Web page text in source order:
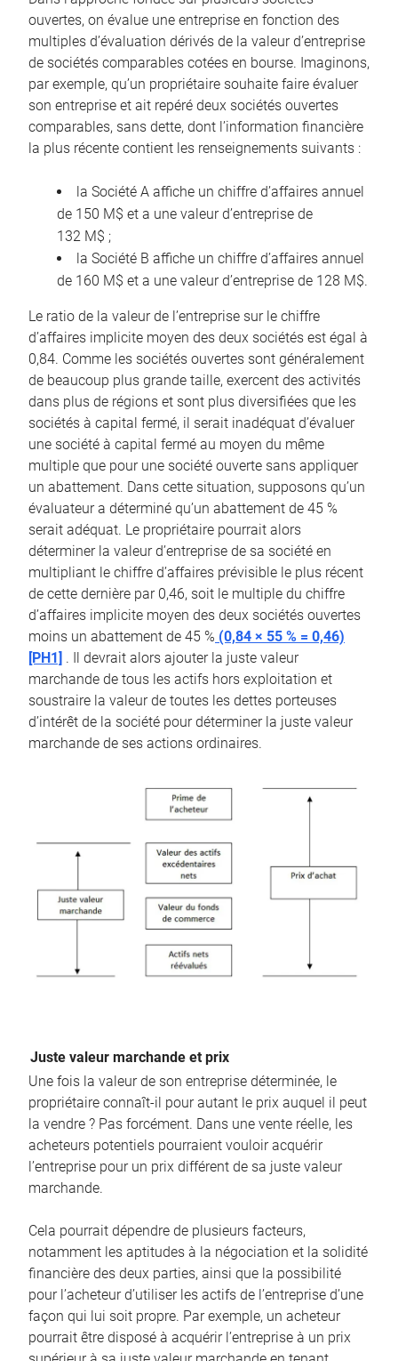
ouvertes, on évalue une entreprise en fonction des
multiples d’évaluation dérivés de la valeur d’entreprise
de sociétés comparables cotées en bourse. Imaginons,
par exemple, qu’un propriétaire souhaite faire évaluer
son entreprise et ait repéré deux sociétés ouvertes
comparables, sans dette, dont l’information financière
la plus récente contient les renseignements suivants :
la Société A affiche un chiffre d’affaires annuel
de 150 M$ et a une valeur d’entreprise de
132 M$ ;
la Société B affiche un chiffre d’affaires annuel
de 160 M$ et a une valeur d’entreprise de 128 M$.
Le ratio de la valeur de l’entreprise sur le chiffre
d’affaires implicite moyen des deux sociétés est égal à
0,84. Comme les sociétés ouvertes sont généralement
de beaucoup plus grande taille, exercent des activités
dans plus de régions et sont plus diversifiées que les
sociétés à capital fermé, il serait inadéquat d’évaluer
une société à capital fermé au moyen du même
multiple que pour une société ouverte sans appliquer
un abattement. Dans cette situation, supposons qu’un
évaluateur a déterminé qu’un abattement de 45 %
serait adéquat. Le propriétaire pourrait alors
déterminer la valeur d’entreprise de sa société en
multipliant le chiffre d’affaires prévisible le plus récent
de cette dernière par 0,46, soit le multiple du chiffre
d’affaires implicite moyen des deux sociétés ouvertes
moins un abattement de 45 % (0,84 × 55 % = 0,46)
[PH1] . Il devrait alors ajouter la juste valeur
marchande de tous les actifs hors exploitation et
soustraire la valeur de toutes les dettes porteuses
d’intérêt de la société pour déterminer la juste valeur
marchande de ses actions ordinaires.
Juste valeur marchande et prix
Une fois la valeur de son entreprise déterminée, le
propriétaire connaît-il pour autant le prix auquel il peut
la vendre ? Pas forcément. Dans une vente réelle, les
acheteurs potentiels pourraient vouloir acquérir
l’entreprise pour un prix différent de sa juste valeur
marchande.
Cela pourrait dépendre de plusieurs facteurs,
notamment les aptitudes à la négociation et la solidité
financière des deux parties, ainsi que la possibilité
pour l’acheteur d’utiliser les actifs de l’entreprise d’une
façon qui lui soit propre. Par exemple, un acheteur
pourrait être disposé à acquérir l’entreprise à un prix